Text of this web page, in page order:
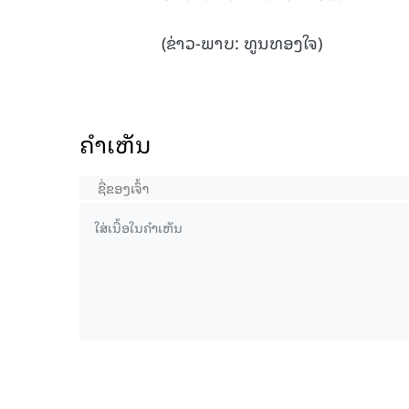
(ຂ່າວ-ພາບ: ທູນທອງໃຈ)
ຄໍາເຫັນ